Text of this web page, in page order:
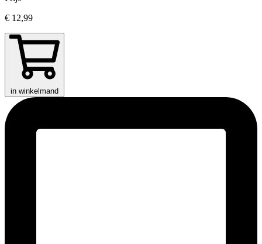
€ 12,99
in winkelmand